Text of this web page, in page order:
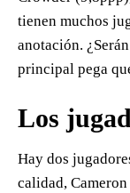
tienen muchos
anotación.
principal pega
Los
Hay dos
calidad,